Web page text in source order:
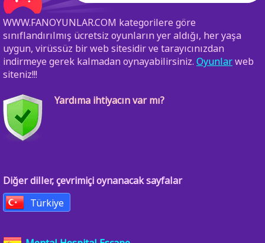
WWW.FANOYUNLAR.COM kategorilere göre
sınıflandırılmış ücretsiz oyunların yer aldığı, her yaşa
uygun, virüssüz bir web sitesidir ve tarayıcınızdan
indirmeye gerek kalmadan oynayabilirsiniz. Oyunlarweb
siteniz!!!
Yardıma ihtiyacın var mı?
Diğer diller, çevrimiçi oynanacak sayfalar
Türkiye